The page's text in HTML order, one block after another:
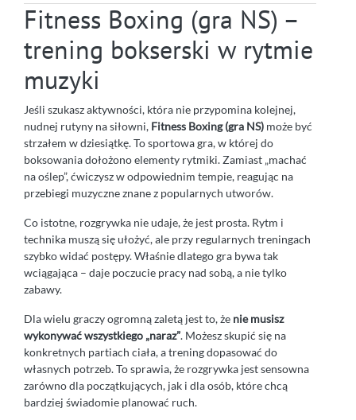
Fitness Boxing (gra NS) –
trening bokserski w rytmie
muzyki
Jeśli szukasz aktywności, która nie przypomina kolejnej,
nudnej rutyny na siłowni, Fitness Boxing (gra NS) może być
strzałem w dziesiątkę. To sportowa gra, w której do
boksowania dołożono elementy rytmiki. Zamiast „machać
na oślep”, ćwiczysz w odpowiednim tempie, reagując na
przebiegi muzyczne znane z popularnych utworów.
Co istotne, rozgrywka nie udaje, że jest prosta. Rytm i
technika muszą się ułożyć, ale przy regularnych treningach
szybko widać postępy. Właśnie dlatego gra bywa tak
wciągająca – daje poczucie pracy nad sobą, a nie tylko
zabawy.
Dla wielu graczy ogromną zaletą jest to, że nie musisz
wykonywać wszystkiego „naraz”. Możesz skupić się na
konkretnych partiach ciała, a trening dopasować do
własnych potrzeb. To sprawia, że rozgrywka jest sensowna
zarówno dla początkujących, jak i dla osób, które chcą
bardziej świadomie planować ruch.